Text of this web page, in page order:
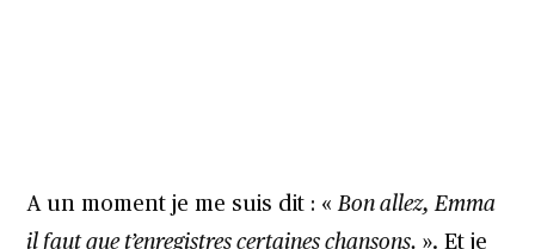
A un moment je me suis dit : «Bon allez, Emma
il faut que t’enregistres certaines chansons. ». Et je